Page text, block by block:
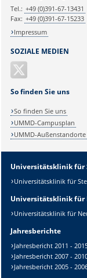
Sicherheitsabfrage:
SOZIALE MEDIEN
Tel.: +49 (0)391-67-13431
Fax: +49 (0)391-67-15233
Impressum
So finden Sie uns
So finden Sie uns
UMMD-Campusplan
UMMD-Außenstandorte
Universitätsklinik für
Universitätsklinik für
Universitätsklinik für
Universitätsklinik für
Jahresberichte
Jahresbericht 2011 -
Jahresbericht 2007 -
Jahresbericht 2005 -